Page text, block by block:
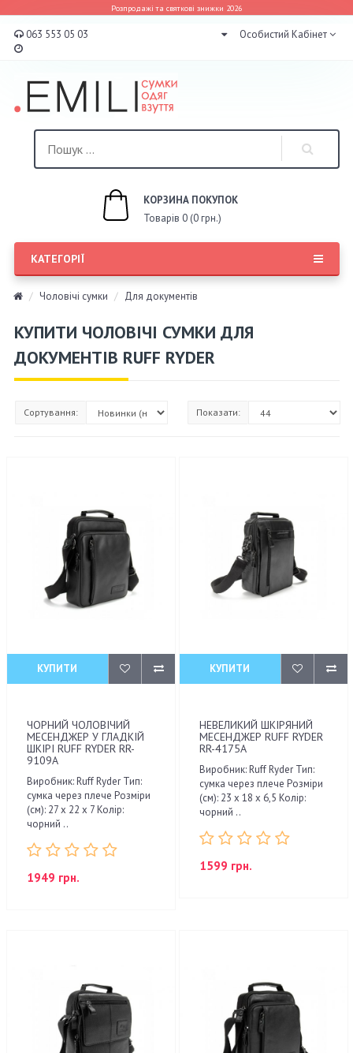
Розпродажі та святкові знижки 2026
063 553 05 03 Особистий Кабінет
КОРЗИНА ПОКУПОК
Товарів 0 (0 грн.)
КАТЕГОРІЇ
Чоловічі сумки Для документів
КУПИТИ ЧОЛОВІЧІ СУМКИ ДЛЯ
ДОКУМЕНТІВ RUFF RYDER
Сортування: Показати:
КУПИТИ
ЧОРНИЙ ЧОЛОВІЧИЙ
МЕСЕНДЖЕР У ГЛАДКІЙ
ШКІРІ RUFF RYDER RR-
9109A
Виробник: Ruff Ryder Тип:
сумка через плече Розміри
(см): 27 x 22 x 7 Колір:
чорний ..
1949 грн.
КУПИТИ
НЕВЕЛИКИЙ ШКІРЯНИЙ
МЕСЕНДЖЕР RUFF RYDER
RR-4175A
Виробник: Ruff Ryder Тип:
сумка через плече Розміри
(см): 23 x 18 x 6,5 Колір:
чорний ..
1599 грн.